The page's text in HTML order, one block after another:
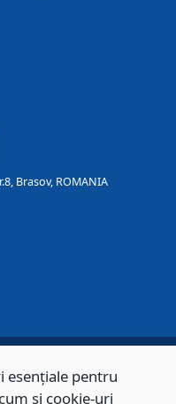
Brasov, ROMANIA
BRAȘOV, toate drepturile
esențiale pentru
și cookie-uri